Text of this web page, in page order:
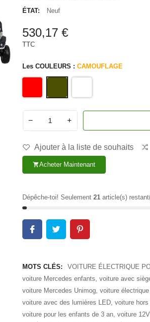
ÉTAT:
Neuf
530,17 €
TTC
Les COULEURS : CAMOUFLAGE
− +
Ajouter à la liste de souhaits
shopping_cartAcheter Maintenant
Dépêche-toi! Seulement 21article(s)
MOTS CLÉS: VOITURE ÉLECTRIQUE
voiture Mercedes enfants, voiture avec
voiture Mercedes Unimog, voiture
voiture avec des lumières LED, voiture
voiture pour les enfants de 3 an, voiture